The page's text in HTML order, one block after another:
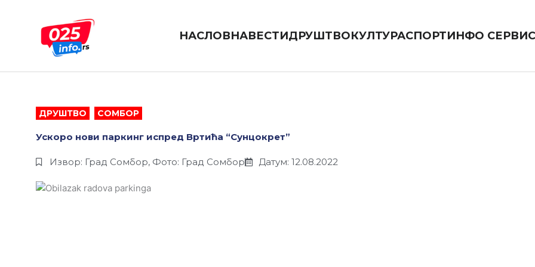
НАСЛОВНАВЕСТИДРУШТВОКУЛТУРАСПОРТИНФО СЕРВИС
ДРУШТВО СОМБОР
Ускоро нови паркинг испред Вртића “Сунцокрет”
Извор: Град Сомбор, Фото: Град Сомбор Датум: 12.08.2022